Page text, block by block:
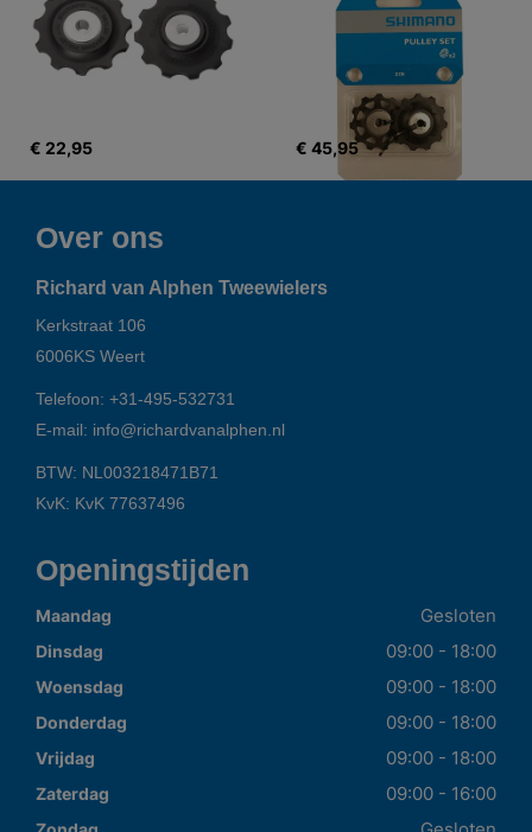
€ 22,95 € 45,95
Over ons
Richard van Alphen Tweewielers
Kerkstraat 106
6006KS Weert
Telefoon: +31-495-532731
E-mail: info@richardvanalphen.nl
BTW: NL003218471B71
KvK: KvK 77637496
Openingstijden
Maandag Gesloten
Dinsdag 09:00 - 18:00
Woensdag 09:00 - 18:00
Donderdag 09:00 - 18:00
Vrijdag 09:00 - 18:00
Zaterdag 09:00 - 16:00